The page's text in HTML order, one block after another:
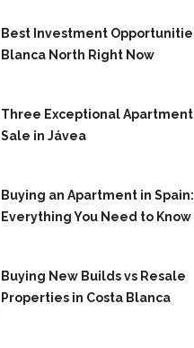
Best Investment
Blanca North Right Now
Three Exceptional
Sale in Jávea
Buying an Apartment in Spain:
Everything You Need to Know
Buying New Builds vs Resale
Properties in Costa Blanca